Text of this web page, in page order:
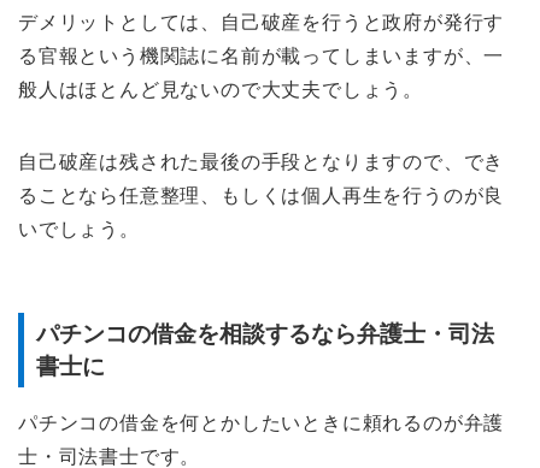
デメリットとしては、自己破産を行うと政府が発行す
る官報という機関誌に名前が載ってしまいますが、一
般人はほとんど見ないので大丈夫でしょう。
自己破産は残された最後の手段となりますので、でき
ることなら任意整理、もしくは個人再生を行うのが良
いでしょう。
パチンコの借金を相談するなら弁護士・司法
書士に
パチンコの借金を何とかしたいときに頼れるのが弁護
士・司法書士です。